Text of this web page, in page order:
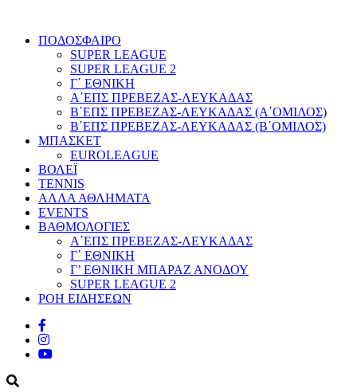
ΠΟΔΟΣΦΑΙΡΟ
SUPER LEAGUE
SUPER LEAGUE 2
Γ΄ ΕΘΝΙΚΗ
Α΄ΕΠΣ ΠΡΕΒΕΖΑΣ-ΛΕΥΚΑΔΑΣ
Β΄ΕΠΣ ΠΡΕΒΕΖΑΣ-ΛΕΥΚΑΔΑΣ (Α΄ΟΜΙΛΟΣ)
Β΄ΕΠΣ ΠΡΕΒΕΖΑΣ-ΛΕΥΚΑΔΑΣ (Β΄ΟΜΙΛΟΣ)
ΜΠΑΣΚΕΤ
EUROLEAGUE
ΒΟΛΕΪ
TENNIS
ΑΛΛΑ ΑΘΛΗΜΑΤΑ
EVENTS
ΒΑΘΜΟΛΟΓΙΕΣ
Α΄ΕΠΣ ΠΡΕΒΕΖΑΣ-ΛΕΥΚΑΔΑΣ
Γ΄ ΕΘΝΙΚΗ
Γ’ ΕΘΝΙΚΗ ΜΠΑΡΑΖ ΑΝΟΔΟΥ
SUPER LEAGUE 2
ΡΟΗ ΕΙΔΗΣΕΩΝ